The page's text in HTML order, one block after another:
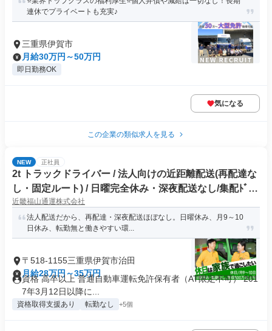
連休でプライベートも充実♪
三重県伊賀市
月給30万円～50万円
即日勤務OK
気になる
この企業の類似求人を見る
NEW 正社員
2t トラックドライバー / 法人向けの近距離配送(再配達な
し・固定ルート) / 日曜完全休み・深夜配送なし/集配ﾄﾞﾗｲ
ﾊﾞｰ2t(正社員)
近畿福山通運株式会社
法人配送だから、再配達・深夜配送ほぼなし。日曜休み、月9～10
日休み、転勤無と働きやすい環...
〒518-1155三重県伊賀市治田
月給28万円～35万円
資格 高卒以上 普通自動車運転免許保有者（AT限定不可） 201
7年3月12日以降に...
資格取得支援あり 転勤なし +5個